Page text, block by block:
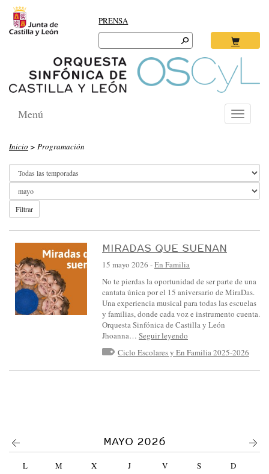
PRENSA
Search
for:
Toggle
Menú
O
R
Q
U
E
S
T
A
S
N
I
E
C
Inicio > Programación
Filtrar
MIRADAS QUE SUENAN
15 mayo 2026 -En Familia
No te pierdas la oportunidad de ser parte de una
cantata única por el 15 aniversario de MiraDas.
Una experiencia musical para todas las escuelas
y familias, donde cada voz e instrumento cuenta.
Orquesta Sinfónica de Castilla y León
Jhoanna… Seguir leyendo
Ciclo Escolares y En Familia 2025-2026
MAYO 2026
L M X J V S
D